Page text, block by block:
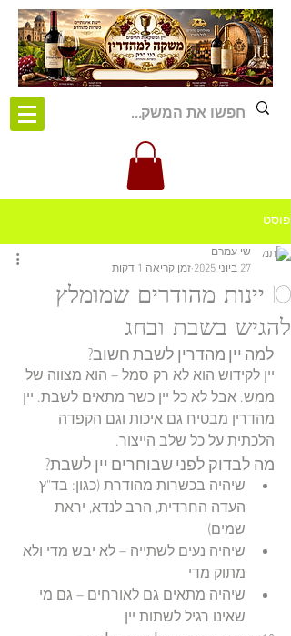
פוסט
10 יינות מהודרים שמומלץ
להגיש בשבת ובחג
שי עמרם
27 ביוני 2025
זמן קריאה 1 דקות
למה יין מהדרין לשבת חשוב?
יין לקידוש הוא לא רק סמל – הוא מצווה של
ממש. אבל לא כל יין כשר מתאים לשבת. יין
מהדרין מבטיח גם איכות וגם הקפדה
הלכתית על כל שלב הייצור.
מה לבדוק לפני שבוחרים יין לשבת?
שיהיה בכשרות מהודרת (כגון: בד"ץ
העדה החרדית, הרב לנדא, יראת
שמים)
שיהיה נעים לשתייה – לא יבש מדי ולא
מתוק מדי
שיהיה מתאים גם לאורחים – גם מי
שאינו רגיל לשתות יין